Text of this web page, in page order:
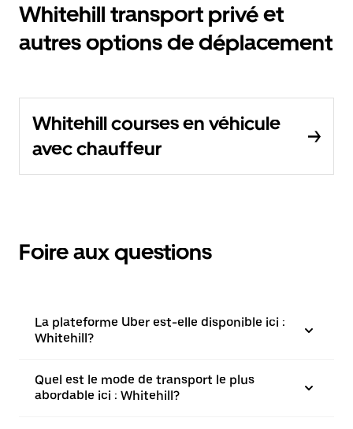
Whitehill transport privé et
autres options de déplacement
Whitehill courses en véhicule
avec chauffeur
Foire aux questions
La plateforme Uber est-elle disponible ici :
Whitehill?
Quel est le mode de transport le plus
abordable ici : Whitehill?